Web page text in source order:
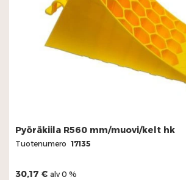
Pyöräkiila R560 mm/muovi/kelt hk
Tuotenumero 17135
30,17 € alv 0 %